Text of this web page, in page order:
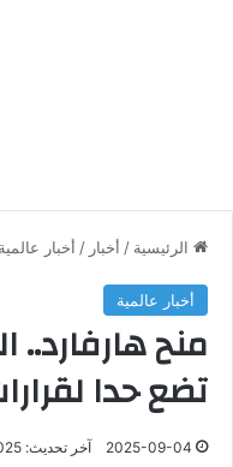
الرئيسية / أخبار / أخبار عالمية
أخبار عالمية
منح هارفارد..
تضع حدا
2025-09-04 آخر تحديث: 2025-09-04